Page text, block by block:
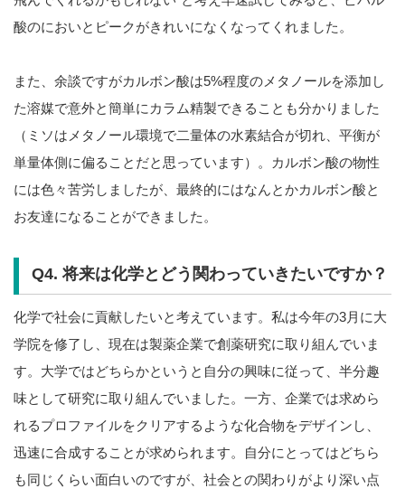
酸のにおいとピークがきれいになくなってくれました。
また、余談ですがカルボン酸は5%程度のメタノールを添加し
た溶媒で意外と簡単にカラム精製できることも分かりました
（ミソはメタノール環境で二量体の水素結合が切れ、平衡が
単量体側に偏ることだと思っています）。カルボン酸の物性
には色々苦労しましたが、最終的にはなんとかカルボン酸と
お友達になることができました。
Q4. 将来は化学とどう関わっていきたいですか？
化学で社会に貢献したいと考えています。私は今年の3月に大
学院を修了し、現在は製薬企業で創薬研究に取り組んでいま
す。大学ではどちらかというと自分の興味に従って、半分趣
味として研究に取り組んでいました。一方、企業では求めら
れるプロファイルをクリアするような化合物をデザインし、
迅速に合成することが求められます。自分にとってはどちら
も同じくらい面白いのですが、社会との関わりがより深い点